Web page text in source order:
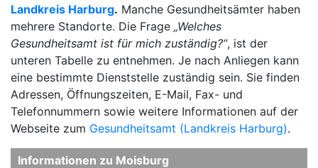
Landkreis Harburg. Manche Gesundheitsämter haben
mehrere Standorte. Die Frage „Welches
Gesundheitsamt ist für mich zuständig?“, ist der
unteren Tabelle zu entnehmen. Je nach Anliegen kann
eine bestimmte Dienststelle zuständig sein. Sie finden
Adressen, Öffnungszeiten, E-Mail, Fax- und
Telefonnummern sowie weitere Informationen auf der
Webseite zum Gesundheitsamt (Landkreis Harburg).
Informationen zu Moisburg